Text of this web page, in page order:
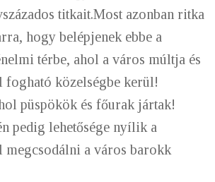
titkait.Most azonban ritka
hogy belépjenek ebbe a
térbe, ahol a város múltja és
fogható közelségbe kerül!
püspökök és főurak jártak!
pedig lehetősége nyílik a
a város barokk